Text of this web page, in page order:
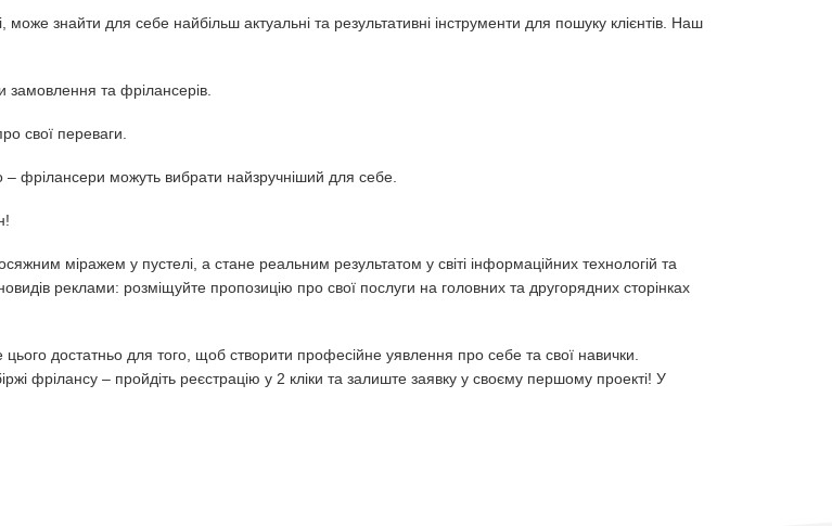
може знайти для себе найбільш актуальні та результативні інструменти для пошуку клієнтів. Наш
замовлення та фрілансерів.
свої переваги.
фрілансери можуть вибрати найзручніший для себе.
міражем у пустелі, а стане реальним результатом у світі інформаційних технологій та
реклами: розміщуйте пропозицію про свої послуги на головних та другорядних сторінках
достатньо для того, щоб створити професійне уявлення про себе та свої навички.
фрілансу – пройдіть реєстрацію у 2 кліки та залиште заявку у своєму першому проекті! У